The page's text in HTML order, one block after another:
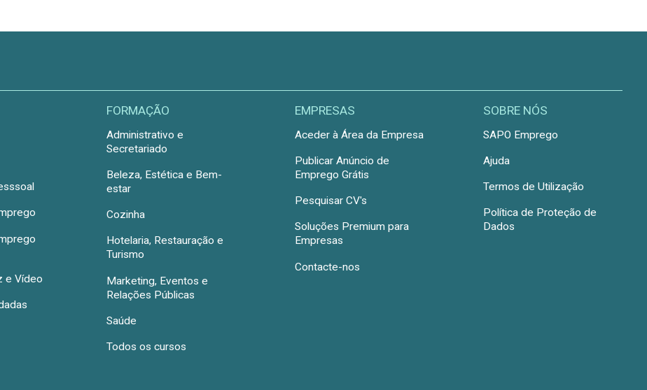
e Vídeo
FORMAÇÃO
Administrativo e
Secretariado
Beleza, Estética e Bem-
estar
Cozinha
Hotelaria, Restauração e
Turismo
Marketing, Eventos e
Relações Públicas
Saúde
Todos os cursos
EMPRESAS
Aceder à Área da Empresa
Publicar Anúncio de
Emprego Grátis
Pesquisar CV's
Soluções Premium para
Empresas
Contacte-nos
SOBRE NÓS
SAPO Emprego
Ajuda
Termos de Utilização
Política de Proteção de
Dados